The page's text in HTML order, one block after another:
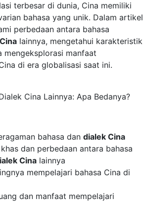
terbesar di dunia, Cina memiliki
bahasa yang unik. Dalam artikel
perbedaan antara bahasa
lainnya, mengetahui karakteristik
mengeksplorasi manfaat
di era globalisasi saat ini.
Cina Lainnya: Apa Bedanya?
bahasa dan dialek Cina
dan perbedaan antara bahasa
Cina lainnya
mempelajari bahasa Cina di
dan manfaat mempelajari